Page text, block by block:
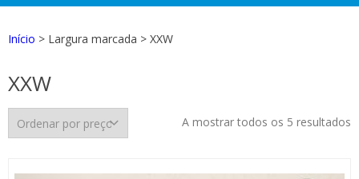
Início > Largura marcada > XXW
XXW
A mostrar todos os 5 resultados